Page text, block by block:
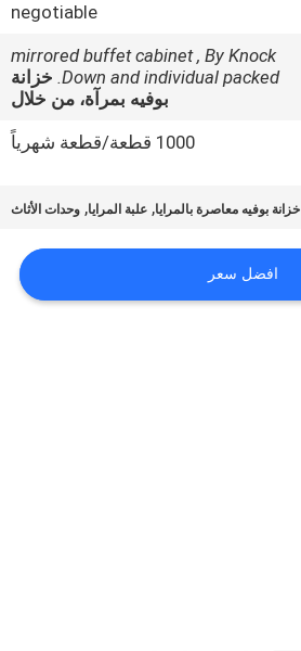
negotiable
mirrored buffet cabinet , By Knock
Down and individual packed. خزانة
بوفيه بمرآة، من خلال
1000 قطعة/قطعة شهرياً
خزانة بوفيه معاصرة بالمرايا, علبة المرايا, وحدات الأثاث
افضل سعر